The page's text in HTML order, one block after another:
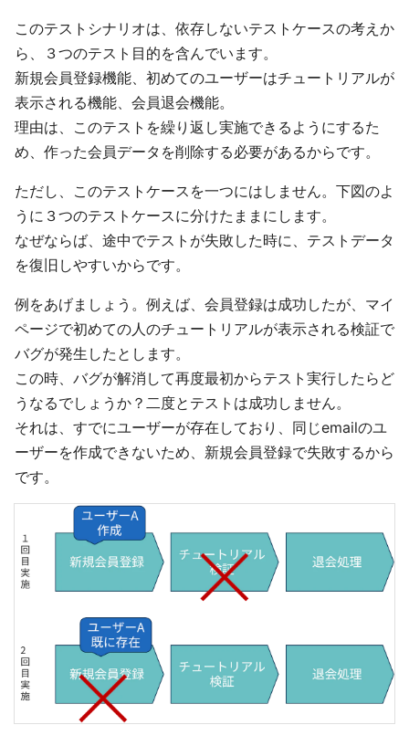
このテストシナリオは、依存しないテストケースの考えか
ら、３つのテスト目的を含んでいます。
新規会員登録機能、初めてのユーザーはチュートリアルが
表示される機能、会員退会機能。
理由は、このテストを繰り返し実施できるようにするた
め、作った会員データを削除する必要があるからです。
ただし、このテストケースを一つにはしません。下図のよ
うに３つのテストケースに分けたままにします。
なぜならば、途中でテストが失敗した時に、テストデータ
を復旧しやすいからです。
例をあげましょう。例えば、会員登録は成功したが、マイ
ページで初めての人のチュートリアルが表示される検証で
バグが発生したとします。
この時、バグが解消して再度最初からテスト実行したらど
うなるでしょうか？二度とテストは成功しません。
それは、すでにユーザーが存在しており、同じemailのユ
ーザーを作成できないため、新規会員登録で失敗するから
です。